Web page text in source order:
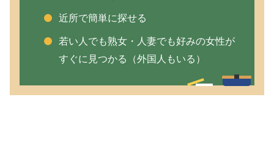
近所で簡単に探せる
若い人でも熟女・人妻でも好みの女性が
すぐに見つかる（外国人もいる）